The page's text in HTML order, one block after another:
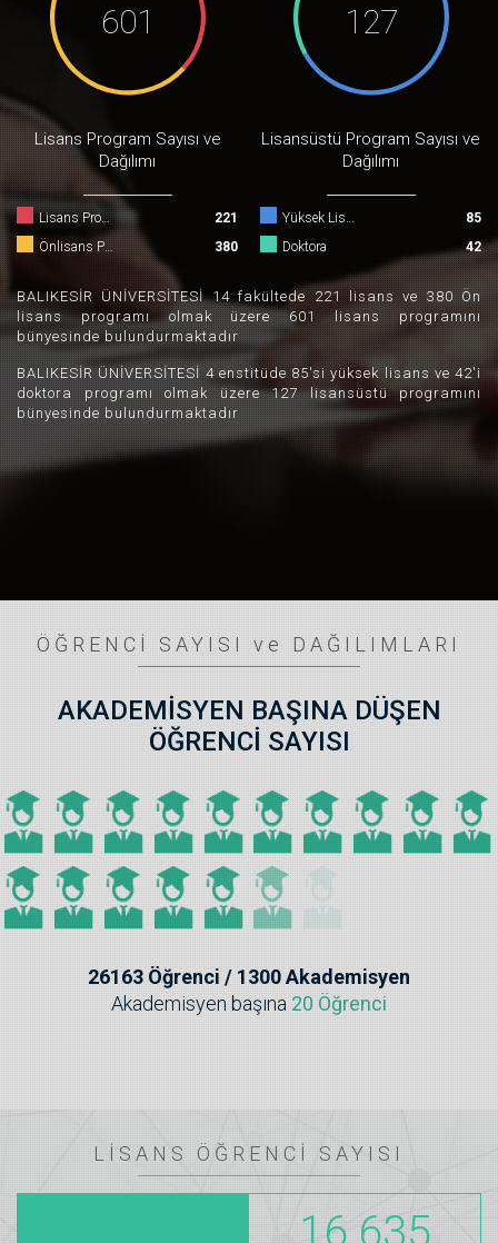
601
Lisans Program Sayısı ve
Dağılımı
Lisans Program Sayısı
221
Önlisans Program Sayısı
380
127
Lisansüstü Program Sayısı ve
Dağılımı
Yüksek Lisans
85
Doktora
42
BALIKESİR ÜNİVERSİTESİ 14 fakültede 221 lisans ve 380 Ön
lisans programı olmak üzere 601 lisans programını
bünyesinde bulundurmaktadır
BALIKESİR ÜNİVERSİTESİ 4 enstitüde 85'si yüksek lisans ve 42'i
doktora programı olmak üzere 127 lisansüstü programını
bünyesinde bulundurmaktadır
ÖĞRENCİ SAYISI ve DAĞILIMLARI
AKADEMİSYEN BAŞINA DÜŞEN
ÖĞRENCİ SAYISI
LİSANS ÖĞRENCİ SAYISI
16.635